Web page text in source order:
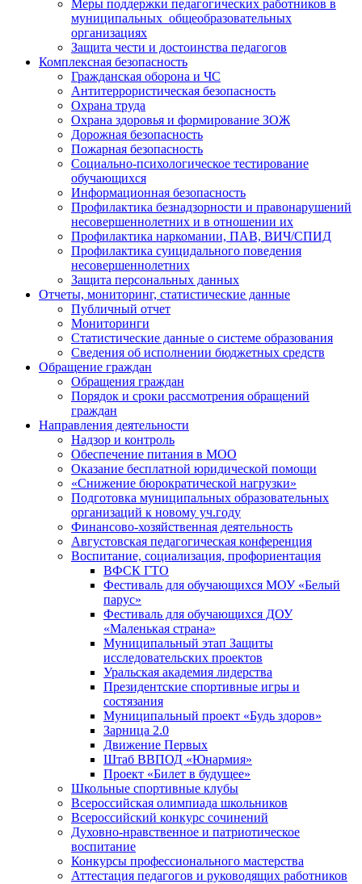
Меры поддержки педагогических работников в
муниципальных общеобразовательных
организациях
Защита чести и достоинства педагогов
Комплексная безопасность
Гражданская оборона и ЧС
Антитеррористическая безопасность
Охрана труда
Охрана здоровья и формирование ЗОЖ
Дорожная безопасность
Пожарная безопасность
Социально-психологическое тестирование
обучающихся
Информационная безопасность
Профилактика безнадзорности и правонарушений
несовершеннолетних и в отношении их
Профилактика наркомании, ПАВ, ВИЧ/СПИД
Профилактика суицидального поведения
несовершеннолетних
Защита персональных данных
Отчеты, мониторинг, статистические данные
Публичный отчет
Мониторинги
Статистические данные о системе образования
Сведения об исполнении бюджетных средств
Обращение граждан
Обращения граждан
Порядок и сроки рассмотрения обращений
граждан
Направления деятельности
Надзор и контроль
Обеспечение питания в МОО
Оказание бесплатной юридической помощи
«Снижение бюрократической нагрузки»
Подготовка муниципальных образовательных
организаций к новому уч.году
Финансово-хозяйственная деятельность
Августовская педагогическая конференция
Воспитание, социализация, профориентация
ВФСК ГТО
Фестиваль для обучающихся МОУ «Белый
парус»
Фестиваль для обучающихся ДОУ
«Маленькая страна»
Муниципальный этап Защиты
исследовательских проектов
Уральская академия лидерства
Президентские спортивные игры и
состязания
Муниципальный проект «Будь здоров»
Зарница 2.0
Движение Первых
Штаб ВВПОД «Юнармия»
Проект «Билет в будущее»
Школьные спортивные клубы
Всероссийская олимпиада школьников
Всероссийский конкурс сочинений
Духовно-нравственное и патриотическое
воспитание
Конкурсы профессионального мастерства
Аттестация педагогов и руководящих работников